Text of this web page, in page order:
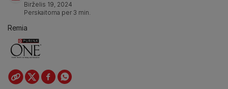
Birželis 19, 2024
Perskaitoma per 3 min.
Remia